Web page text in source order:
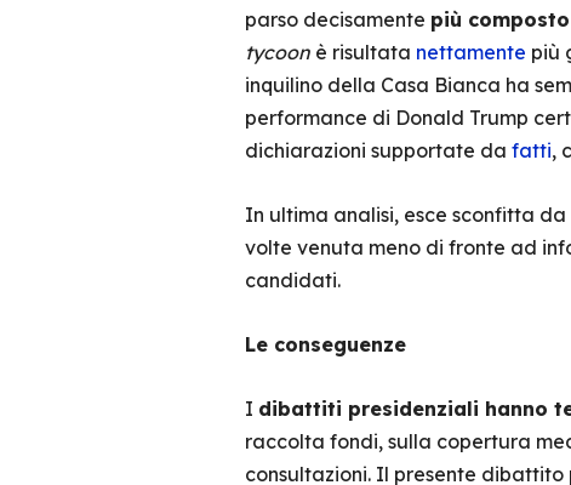
parso decisamente più
tycoonè risultata nettamente più
inquilino della Casa Bianca ha
performance di Donald Trump
dichiarazioni supportate da fatti,
In ultima analisi, esce sconfitta
volte venuta meno di fronte ad
candidati.
Le conseguenze
I dibattiti presidenziali hanno
raccolta fondi, sulla copertura
consultazioni. Il presente